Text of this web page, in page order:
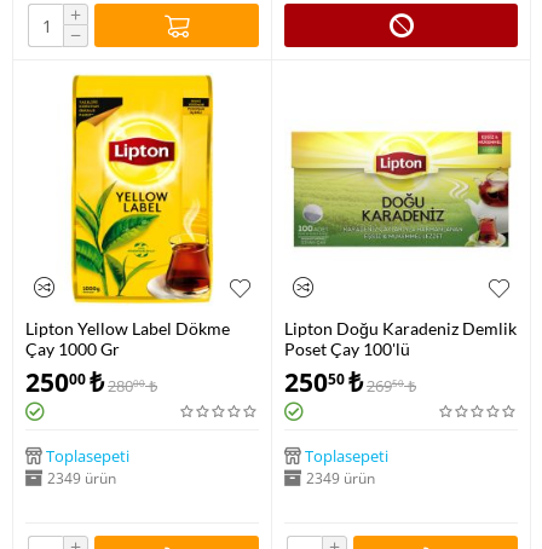
+
−
Lipton Yellow Label Dökme
Çay 1000 Gr
25000₺28000 ₺
Toplasepeti
2349 ürün
Lipton Doğu Karadeniz Demlik
Poset Çay 100'lü
25050₺26950 ₺
Toplasepeti
2349 ürün